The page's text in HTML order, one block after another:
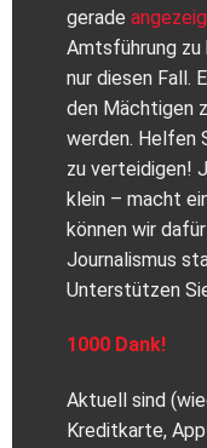
gerade
Amtsführung zu
nur diesen Fall.
den Mächtigen
werden. Helfen
zu verteidigen!
klein – macht
können wir
Journalismus
Unterstützen
1000 Dank!
Aktuell sind
Kreditkarte,